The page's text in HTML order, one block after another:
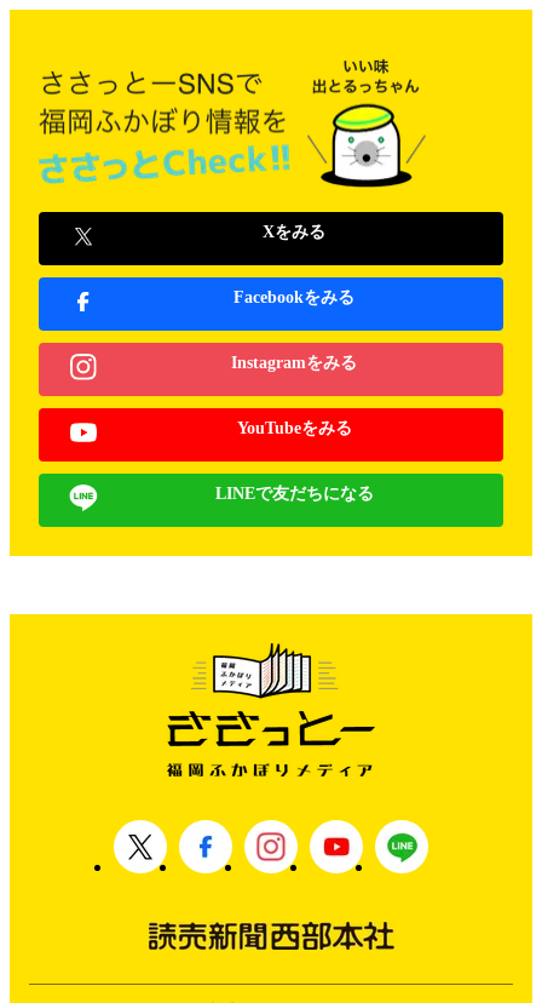
Xをみる
Facebookをみる
Instagramをみる
YouTubeをみる
LINEで友だちになる